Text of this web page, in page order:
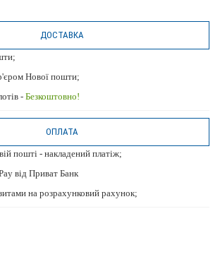
ДОСТАВКА
Нової пошти;
- Безкоштовно!
ОПЛАТА
пошті - накладений платіж;
від Приват Банк
на розрахунковий рахунок;